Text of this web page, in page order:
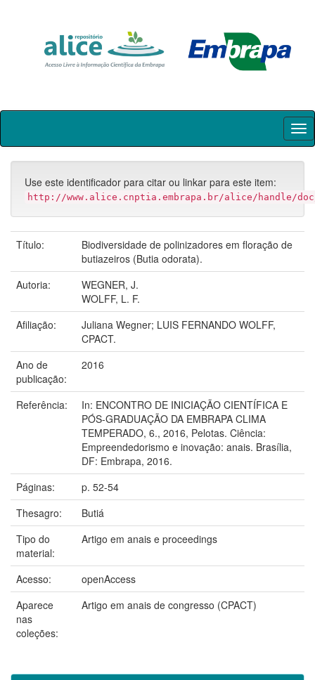
Skip
Use este identificador para citar ou linkar para este item:
http://www.alice.cnptia.embrapa.br/alice/handle/doc/
Título:
Biodiversidade de polinizadores em floração de
butiazeiros (Butia odorata).
Autoria:
WEGNER, J.
WOLFF, L. F.
Afiliação:
Juliana Wegner; LUIS FERNANDO WOLFF,
CPACT.
Ano de
publicação:
2016
Referência:
In: ENCONTRO DE INICIAÇÃO CIENTÍFICA E
PÓS-GRADUAÇÃO DA EMBRAPA CLIMA
TEMPERADO, 6., 2016, Pelotas. Ciência:
Empreendedorismo e inovação: anais. Brasília,
DF: Embrapa, 2016.
Páginas:
p. 52-54
Thesagro:
Butiá
Tipo do
material:
Artigo em anais e proceedings
Acesso:
openAccess
Aparece
nas
coleções:
Artigo em anais de congresso (CPACT)